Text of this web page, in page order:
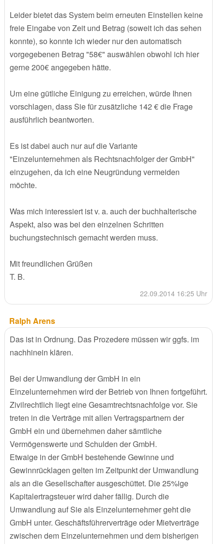
Leider bietet das System beim erneuten Einstellen keine
freie Eingabe von Zeit und Betrag (soweit ich das sehen
konnte), so konnte ich wieder nur den automatisch
vorgegebenen Betrag "58€" auswählen obwohl ich hier
gerne 200€ angegeben hätte.
Um eine gütliche Einigung zu erreichen, würde Ihnen
vorschlagen, dass Sie für zusätzliche 142 € die Frage
ausführlich beantworten.
Es ist dabei auch nur auf die Variante
"Einzelunternehmen als Rechtsnachfolger der GmbH"
einzugehen, da ich eine Neugründung vermeiden
möchte.
Was mich interessiert ist v. a. auch der buchhalterische
Aspekt, also was bei den einzelnen Schritten
buchungstechnisch gemacht werden muss.
Mit freundlichen Grüßen
T. B.
22.09.2014 16:25 Uhr
Ralph Arens
Das ist in Ordnung. Das Prozedere müssen wir ggfs. im
nachhinein klären.
Bei der Umwandlung der GmbH in ein
Einzelunternehmen wird der Betrieb von Ihnen fortgeführt.
Zivilrechtlich liegt eine Gesamtrechtsnachfolge vor. Sie
treten in die Verträge mit allen Vertragspartnern der
GmbH ein und übernehmen daher sämtliche
Vermögenswerte und Schulden der GmbH.
Etwaige in der GmbH bestehende Gewinne und
Gewinnrücklagen gelten im Zeitpunkt der Umwandlung
als an die Gesellschafter ausgeschüttet. Die 25%ige
Kapitalertragsteuer wird daher fällig. Durch die
Umwandlung auf Sie als Einzelunternehmer geht die
GmbH unter. Geschäftsführerverträge oder Mietverträge
zwischen dem Einzelunternehmen und dem bisherigen